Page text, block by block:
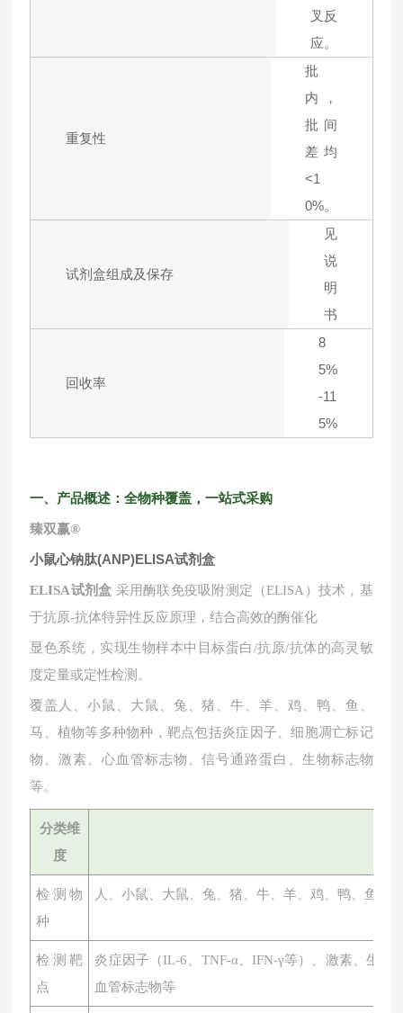
叉反
应。
重复性
批
内，
批间
差均
<1
0%。
试剂盒组成及保存
见
说
明
书
回收率
8
5%
-11
5%
一、产品概述：全物种覆盖，一站式采购
臻双赢®
小鼠心钠肽(ANP)ELISA试剂盒
ELISA试剂盒 采用酶联免疫吸附测定（ELISA）技术，基
于抗原-抗体特异性反应原理，结合高效的酶催化
显色系统，实现生物样本中目标蛋白/抗原/抗体的高灵敏
度定量或定性检测。
覆盖人、小鼠、大鼠、兔、猪、牛、羊、鸡、鸭、鱼、
马、植物等多种物种，靶点包括炎症因子、细胞凋亡标记
物、激素、心血管标志物、信号通路蛋白、生物标志物
等。
分类维
度
检测物
种
人、小鼠、大鼠、兔、猪、牛、羊、鸡、鸭、鱼、
检测靶
点
炎症因子（IL-6、TNF-α、IFN-γ等）、激素、生物
血管标志物等